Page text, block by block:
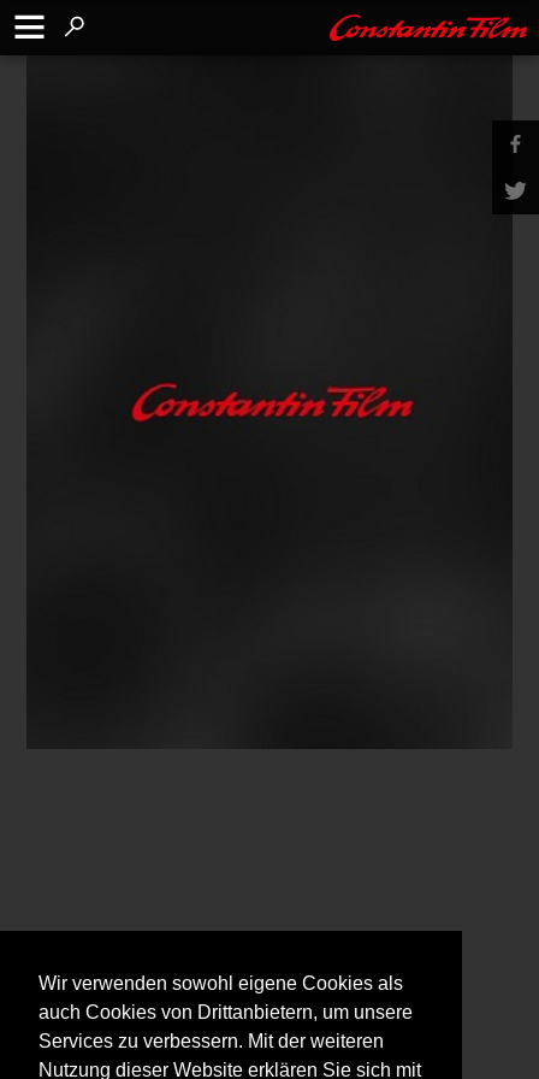
Wir verwenden sowohl eigene Cookies als
auch Cookies von Drittanbietern, um unsere
Services zu verbessern. Mit der weiteren
Nutzung dieser Website erklären Sie sich mit